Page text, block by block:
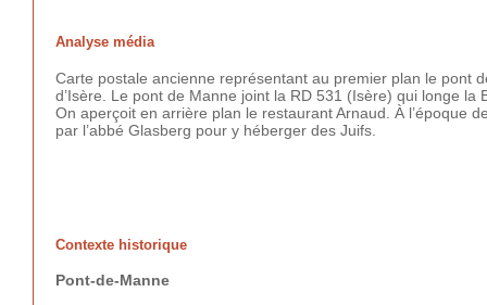
Analyse média
Carte postale ancienne représentant au premier plan le pont
d’Isère. Le pont de Manne joint la RD 531 (Isère) qui longe la
On aperçoit en arrière plan le restaurant Arnaud. À l’époque
par l’abbé Glasberg pour y héberger des Juifs.
Contexte historique
Pont-de-Manne